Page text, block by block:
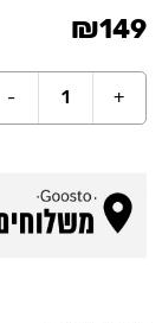
₪149
+
1
-